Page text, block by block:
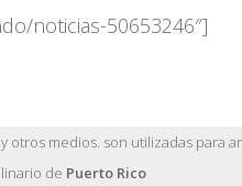
noticias-50653246″]
otros medios. son utilizadas para
de Puerto Rico